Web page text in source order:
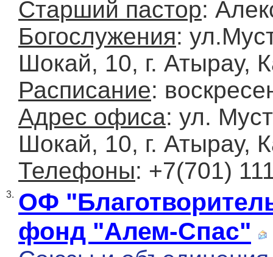
Старший пастор:
Богослужения:
Шокай, 10, г. Атырау,
Расписание:
Адрес офиса: ул.
Шокай, 10, г. Атырау,
Телефоны: +7(701)
3. ОФ
фонд "Алем-Спас"